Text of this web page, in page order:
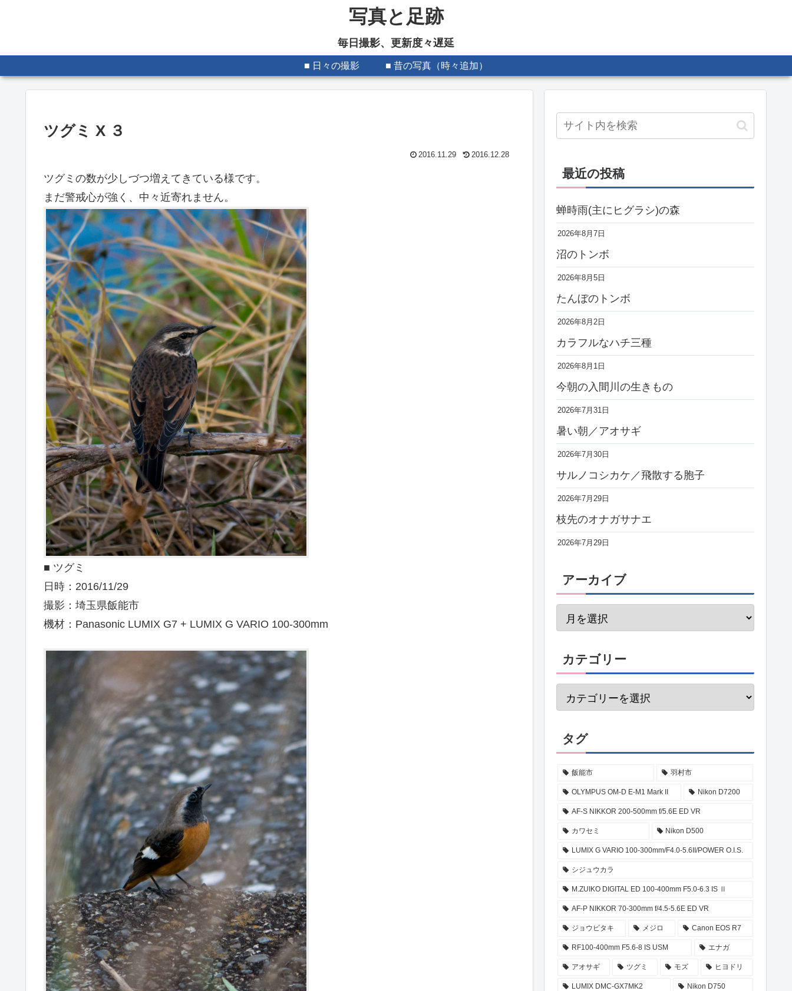
写真と足跡
毎日撮影、更新度々遅延
■ 日々の撮影 ■ 昔の写真（時々追加）
ツグミ X ３
2016.11.29 2016.12.28
ツグミの数が少しづつ増えてきている様です。
まだ警戒心が強く、中々近寄れません。
■ ツグミ
日時：2016/11/29
撮影：埼玉県飯能市
機材：Panasonic LUMIX G7 + LUMIX G VARIO 100-300mm
最近の投稿
蝉時雨(主にヒグラシ)の森
2026年8月7日
沼のトンボ
2026年8月5日
たんぼのトンボ
2026年8月2日
カラフルなハチ三種
2026年8月1日
今朝の入間川の生きもの
2026年7月31日
暑い朝／アオサギ
2026年7月30日
サルノコシカケ／飛散する胞子
2026年7月29日
枝先のオナガサナエ
2026年7月29日
アーカイブ
カテゴリー
タグ
飯能市 羽村市
OLYMPUS OM-D E-M1 Mark II Nikon D7200
AF-S NIKKOR 200-500mm f/5.6E ED VR
カワセミ Nikon D500
LUMIX G VARIO 100-300mm/F4.0-5.6II/POWER O.I.S.
シジュウカラ
M.ZUIKO DIGITAL ED 100-400mm F5.0-6.3 IS Ⅱ
AF-P NIKKOR 70-300mm f/4.5-5.6E ED VR
ジョウビタキ メジロ Canon EOS R7
RF100-400mm F5.6-8 IS USM エナガ
アオサギ ツグミ モズ ヒヨドリ
LUMIX DMC-GX7MK2 Nikon D750